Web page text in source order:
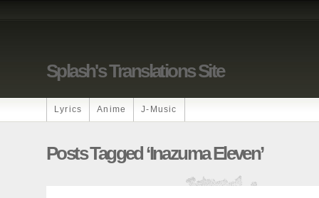
Splash's Translations Site
Lyrics Anime J-Music
Posts Tagged ‘Inazuma Eleven’